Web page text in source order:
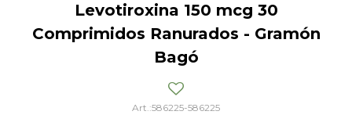
Levotiroxina 150 mcg 30
Comprimidos Ranurados - Gramón
Bagó
586225-586225